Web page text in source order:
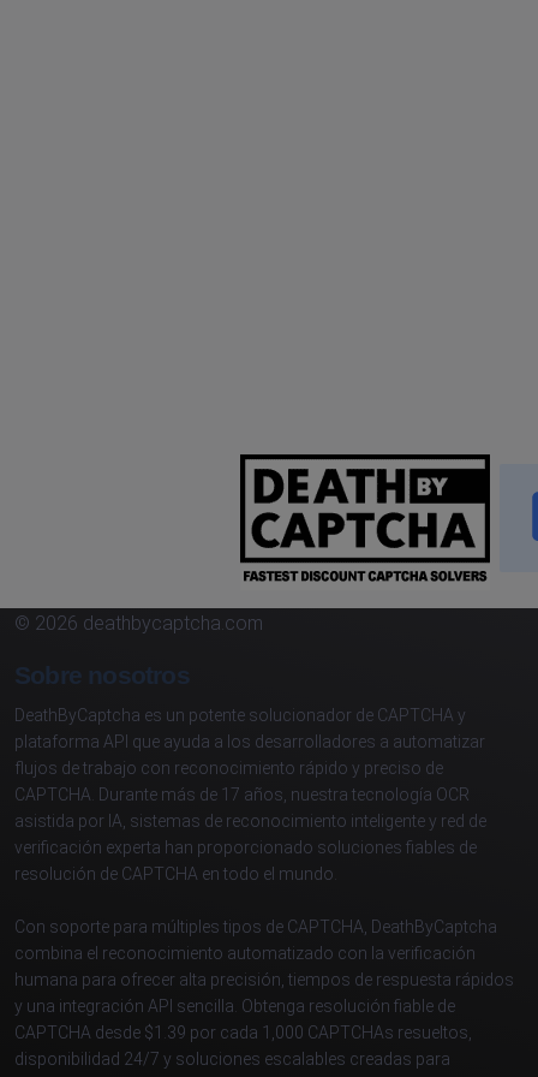
© 2026 deathbycaptcha.com
Sobre nosotros
DeathByCaptcha es un potente solucionador de CAPTCHA y
plataforma API que ayuda a los desarrolladores a automatizar
flujos de trabajo con reconocimiento rápido y preciso de
CAPTCHA. Durante más de 17 años, nuestra tecnología OCR
asistida por IA, sistemas de reconocimiento inteligente y red de
verificación experta han proporcionado soluciones fiables de
resolución de CAPTCHA en todo el mundo.
Con soporte para múltiples tipos de CAPTCHA, DeathByCaptcha
combina el reconocimiento automatizado con la verificación
humana para ofrecer alta precisión, tiempos de respuesta rápidos
y una integración API sencilla. Obtenga resolución fiable de
CAPTCHA desde $1.39 por cada 1,000 CAPTCHAs resueltos,
disponibilidad 24/7 y soluciones escalables creadas para